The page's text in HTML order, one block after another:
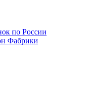
по России
Фабрики